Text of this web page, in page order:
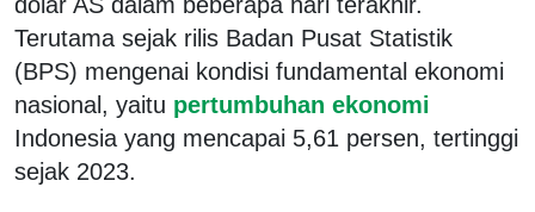
Terutama sejak rilis Badan Pusat Statistik
(BPS) mengenai kondisi fundamental ekonomi
nasional, yaitu pertumbuhan ekonomi
Indonesia yang mencapai 5,61 persen, tertinggi
sejak 2023.